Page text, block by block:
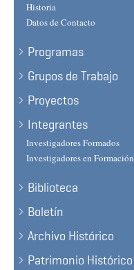
Historia
Datos de Contacto
Programas
Grupos de Trabajo
Proyectos
Integrantes
Investigadores Formados
Investigadores en Formación
Biblioteca
Boletín
Archivo Histórico
Patrimonio Histórico